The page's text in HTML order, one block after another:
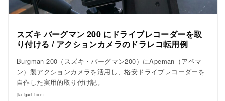
スズキ バーグマン 200 にドライブレコーダーを取
り付ける / アクションカメラのドラレコ転用例
Burgman 200（スズキ・バーグマン200）にApeman（アペマ
ン）製アクションカメラを活用し、格安ドライブレコーダーを
自作した実用的取り付け記。
jtaniguchi.com